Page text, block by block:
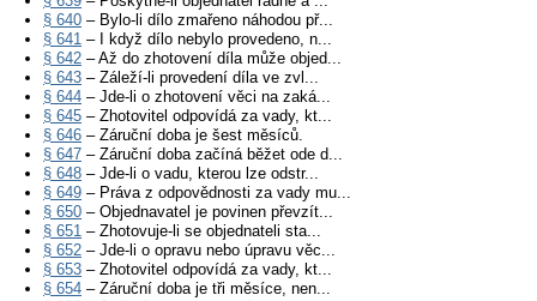
§ 640 – Bylo-li dílo zmařeno náhodou př...
§ 641 – I když dílo nebylo provedeno, n...
§ 642 – Až do zhotovení díla může objed...
§ 643 – Záleží-li provedení díla ve zvl...
§ 644 – Jde-li o zhotovení věci na zaká...
§ 645 – Zhotovitel odpovídá za vady, kt...
§ 646 – Záruční doba je šest měsíců.
§ 647 – Záruční doba začíná běžet ode d...
§ 648 – Jde-li o vadu, kterou lze odstr...
§ 649 – Práva z odpovědnosti za vady mu...
§ 650 – Objednavatel je povinen převzít...
§ 651 – Zhotovuje-li se objednateli sta...
§ 652 – Jde-li o opravu nebo úpravu věc...
§ 653 – Zhotovitel odpovídá za vady, kt...
§ 654 – Záruční doba je tři měsíce, nen...